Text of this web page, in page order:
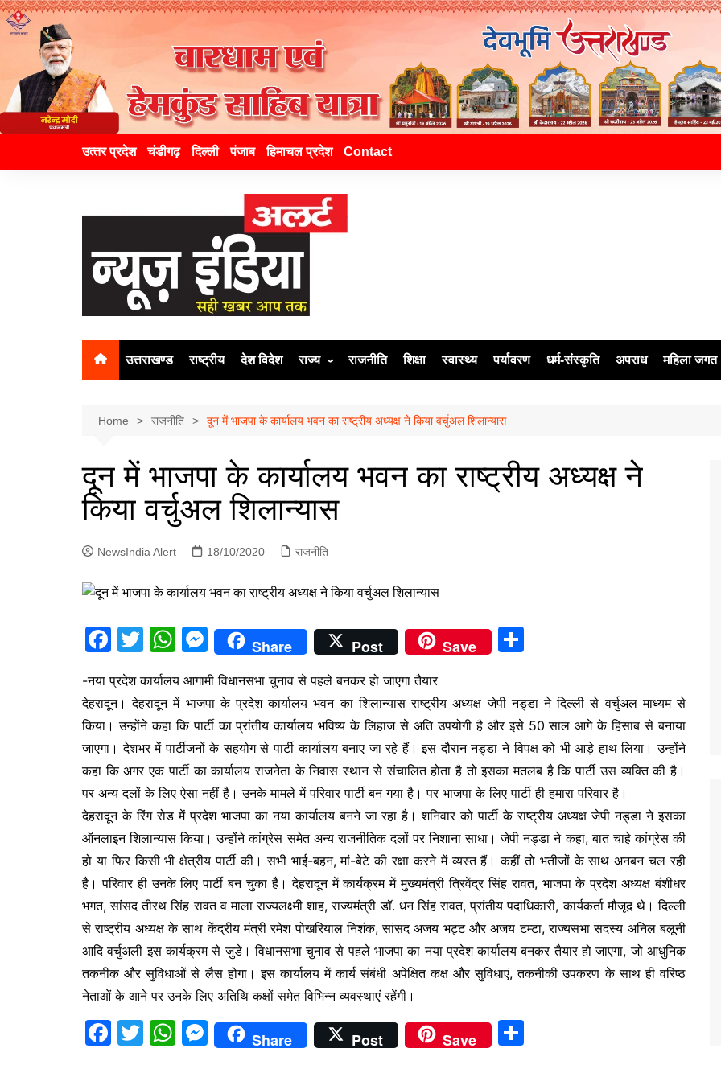
उत्‍तर प्रदेश चंडीगढ़ दिल्ली पंजाब हिमाचल प्रदेश Contact
उत्तराखण्ड राष्ट्रीय देश विदेश राज्य
दिल्ली
पंजाब
चंडीगढ़
राजनीति शिक्षा स्वास्थ्य पर्यावरण धर्म-संस्कृति अपराध महिला जगत
Home राजनीति दून में भाजपा के कार्यालय भवन का राष्ट्रीय अध्यक्ष ने किया वर्चुअल शिलान्यास
दून में भाजपा के कार्यालय भवन का राष्ट्रीय अध्यक्ष ने
किया वर्चुअल शिलान्यास
NewsIndia Alert 18/10/2020 राजनीति
F
a
c
e
b
o
o
k
T
w
itt
er
W
at
s
A
p
p
M
e
s
s
e
n
g
er
Share Post Save
ar
e
-नया प्रदेश कार्यालय आगामी विधानसभा चुनाव से पहले बनकर हो जाएगा तैयार
देहरादून। देहरादून में भाजपा के प्रदेश कार्यालय भवन का शिलान्यास राष्ट्रीय अध्यक्ष जेपी नड्डा ने दिल्ली से वर्चुअल माध्यम से
किया। उन्होंने कहा कि पार्टी का प्रांतीय कार्यालय भविष्य के लिहाज से अति उपयोगी है और इसे 50 साल आगे के हिसाब से बनाया
जाएगा। देशभर में पार्टीजनों के सहयोग से पार्टी कार्यालय बनाए जा रहे हैं। इस दौरान नड्डा ने विपक्ष को भी आड़े हाथ लिया। उन्होंने
कहा कि अगर एक पार्टी का कार्यालय राजनेता के निवास स्थान से संचालित होता है तो इसका मतलब है कि पार्टी उस व्यक्ति की है।
पर अन्य दलों के लिए ऐसा नहीं है। उनके मामले में परिवार पार्टी बन गया है। पर भाजपा के लिए पार्टी ही हमारा परिवार है।
देहरादून के रिंग रोड में प्रदेश भाजपा का नया कार्यालय बनने जा रहा है। शनिवार को पार्टी के राष्ट्रीय अध्यक्ष जेपी नड्डा ने इसका
ऑनलाइन शिलान्यास किया। उन्होंने कांग्रेस समेत अन्य राजनीतिक दलों पर निशाना साधा। जेपी नड्डा ने कहा, बात चाहे कांग्रेस की
हो या फिर किसी भी क्षेत्रीय पार्टी की। सभी भाई-बहन, मां-बेटे की रक्षा करने में व्यस्त हैं। कहीं तो भतीजों के साथ अनबन चल रही
है। परिवार ही उनके लिए पार्टी बन चुका है। देहरादून में कार्यक्रम में मुख्यमंत्री त्रिवेंद्र सिंह रावत, भाजपा के प्रदेश अध्यक्ष बंशीधर
भगत, सांसद तीरथ सिंह रावत व माला राज्यलक्ष्मी शाह, राज्यमंत्री डॉ. धन सिंह रावत, प्रांतीय पदाधिकारी, कार्यकर्ता मौजूद थे। दिल्ली
से राष्ट्रीय अध्यक्ष के साथ केंद्रीय मंत्री रमेश पोखरियाल निशंक, सांसद अजय भट्ट और अजय टम्टा, राज्यसभा सदस्य अनिल बलूनी
आदि वर्चुअली इस कार्यक्रम से जुडे। विधानसभा चुनाव से पहले भाजपा का नया प्रदेश कार्यालय बनकर तैयार हो जाएगा, जो आधुनिक
तकनीक और सुविधाओं से लैस होगा। इस कार्यालय में कार्य संबंधी अपेक्षित कक्ष और सुविधाएं, तकनीकी उपकरण के साथ ही वरिष्ठ
नेताओं के आने पर उनके लिए अतिथि कक्षों समेत विभिन्न व्यवस्थाएं रहेंगी।
F
T
W M
e
Share Post Save